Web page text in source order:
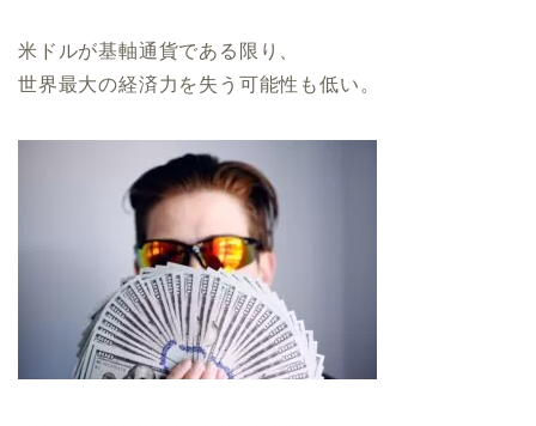
米ドルが基軸通貨である限り、
世界最大の経済力を失う可能性も低い。